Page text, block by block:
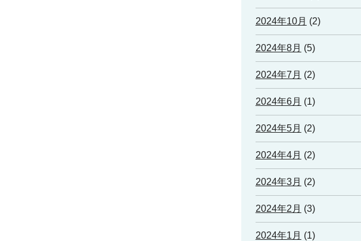
2024年10月 (2)
2024年8月 (5)
2024年7月 (2)
2024年6月 (1)
2024年5月 (2)
2024年4月 (2)
2024年3月 (2)
2024年2月 (3)
2024年1月 (1)